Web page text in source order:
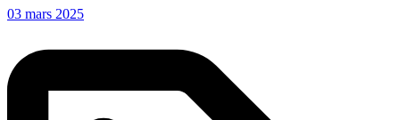
03 mars 2025